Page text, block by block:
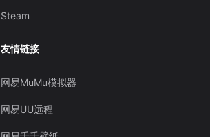
Steam
友情链接
网易MuMu模拟器
网易UU远程